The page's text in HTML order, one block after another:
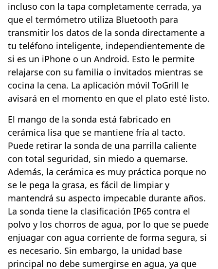
incluso con la tapa completamente cerrada, ya
que el termómetro utiliza Bluetooth para
transmitir los datos de la sonda directamente a
tu teléfono inteligente, independientemente de
si es un iPhone o un Android. Esto le permite
relajarse con su familia o invitados mientras se
cocina la cena. La aplicación móvil ToGrill le
avisará en el momento en que el plato esté listo.
El mango de la sonda está fabricado en
cerámica lisa que se mantiene fría al tacto.
Puede retirar la sonda de una parrilla caliente
con total seguridad, sin miedo a quemarse.
Además, la cerámica es muy práctica porque no
se le pega la grasa, es fácil de limpiar y
mantendrá su aspecto impecable durante años.
La sonda tiene la clasificación IP65 contra el
polvo y los chorros de agua, por lo que se puede
enjuagar con agua corriente de forma segura, si
es necesario. Sin embargo, la unidad base
principal no debe sumergirse en agua, ya que